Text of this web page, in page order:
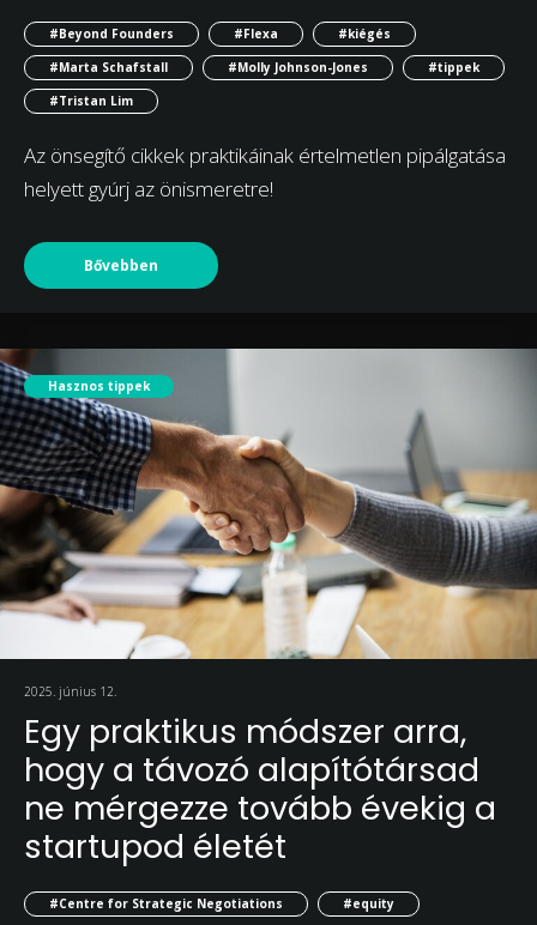
#Beyond Founders #Flexa
#kiégés
#Marta Schafstall
#Molly Johnson-Jones
#tippek
#Tristan Lim
Az önsegítő cikkek praktikáinak értelmetlen pipálgatása
helyett gyúrj az önismeretre!
Bővebben
Hasznos tippek
2025. június 12.
Egy praktikus módszer arra,
hogy a távozó alapítótársad
ne mérgezze tovább évekig a
startupod életét
#Centre for Strategic Negotiations #equity